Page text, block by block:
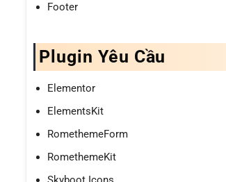
Footer
Plugin Yêu Cầu
Elementor
ElementsKit
RomethemeForm
RomethemeKit